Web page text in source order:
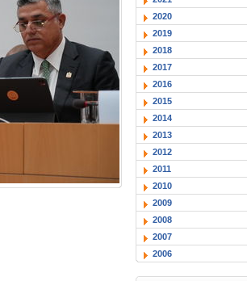
2020
2019
2018
2017
2016
2015
2014
2013
2012
2011
2010
2009
2008
2007
2006